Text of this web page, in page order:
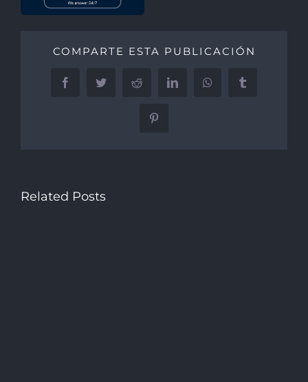
COMPARTE ESTA PUBLICACIÓN
FacebookTwitter Reddit LinkedInWhatsAppTumblr
Pinterest
Related Posts